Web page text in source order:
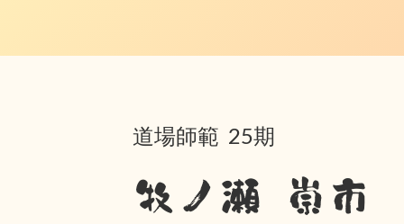
道場師範 25期
牧ノ瀬 崇市